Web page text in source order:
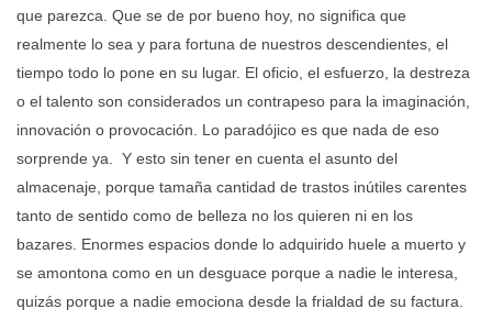
que parezca. Que se de por bueno hoy, no significa que
realmente lo sea y para fortuna de nuestros descendientes, el
tiempo todo lo pone en su lugar. El oficio, el esfuerzo, la destreza
o el talento son considerados un contrapeso para la imaginación,
innovación o provocación. Lo paradójico es que nada de eso
sorprende ya. Y esto sin tener en cuenta el asunto del
almacenaje, porque tamaña cantidad de trastos inútiles carentes
tanto de sentido como de belleza no los quieren ni en los
bazares. Enormes espacios donde lo adquirido huele a muerto y
se amontona como en un desguace porque a nadie le interesa,
quizás porque a nadie emociona desde la frialdad de su factura.